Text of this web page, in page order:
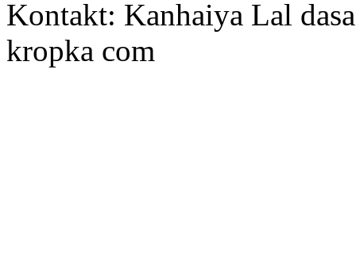
Kontakt: Kanhaiya Lal
kropka com